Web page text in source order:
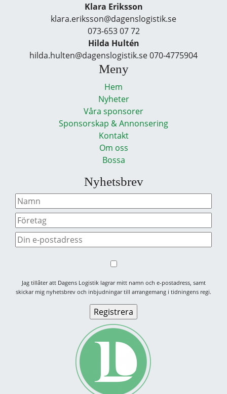
Klara Eriksson
klara.eriksson@dagenslogistik.se
073-653 07 72
Hilda Hultén
hilda.hulten@dagenslogistik.se 070-4775904
Meny
Hem
Nyheter
Våra sponsorer
Sponsorskap & Annonsering
Kontakt
Om oss
Bossa
Nyhetsbrev
Jag tillåter att Dagens Logistik lagrar mitt namn och e-postadress, samt
skickar mig nyhetsbrev och inbjudningar till arrangemang i tidningens regi.